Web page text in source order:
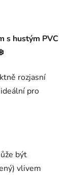
s hustým PVC
rozjasní
pro
být
vlivem